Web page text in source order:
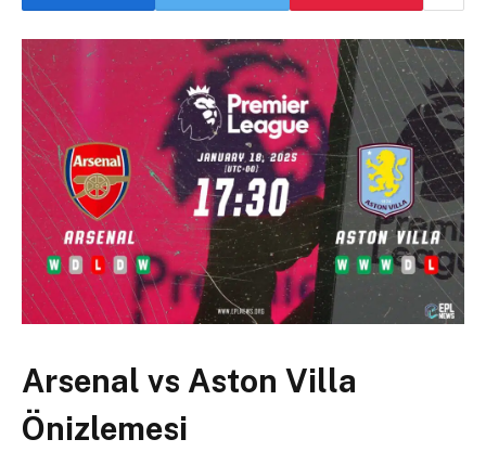
Arsenal vs Aston Villa
Önizlemesi